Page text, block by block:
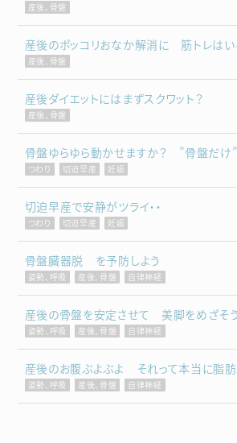
産後、骨盤
産後のポッコリおなか解消に 筋トレはい
産後、骨盤
産後ダイエットにはまずスクワット？
産後、骨盤
骨盤ゆらゆら動かせますか？ ”骨盤だけ
つわり 切迫早産 妊娠
切迫早産で安静がツライ・・
つわり 切迫早産 妊娠
骨盤臓器脱 を予防しよう
姿勢、呼吸 産後、骨盤 自律神経
産後の骨盤を安定させて 美脚をめざそう
姿勢、呼吸 産後、骨盤 自律神経
産後のお腹ぶよぶよ それって本当に脂肪
姿勢、呼吸 産後、骨盤 自律神経